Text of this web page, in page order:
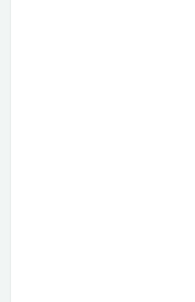
از محصولات آرایشی،
بیونا در انتظار شماست. از
مکمل‌های ورزشی اورجینال، همه و
آسان و ارسال سریع در دسترس